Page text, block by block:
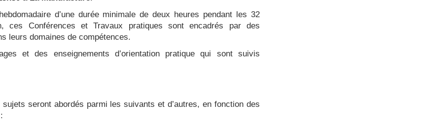
d’une durée minimale de deux heures pendant les 32
ces Conférences et Travaux pratiques sont encadrés par des
leurs domaines de compétences.
et des enseignements d’orientation pratique qui sont suivis
seront abordés parmi les suivants et d’autres, en fonction des